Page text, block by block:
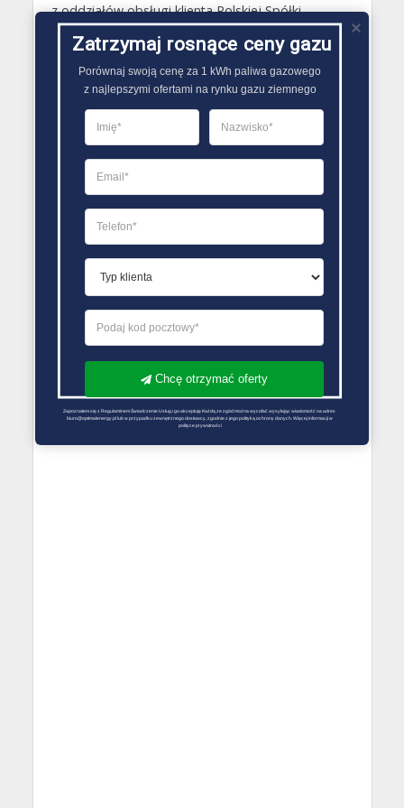
z oddziałów obsługi klienta Polskiej Spółki
Gazownictwa.
Gazy techniczne Ryn
Butle gazowe Ryn
Gaz płynny Ryn
LPG Ryn
Dostawcy gazu Ryn
PORÓWNYWARKA OFERT GAZU
Zatrzymaj rosnące ceny gazu
Porównaj swoją cenę za 1 kWh paliwa gazowego
z najlepszymi ofertami na rynku gazu ziemnego
Chcę otrzymać oferty
Zapoznałem się z Regulaminem Świadczenie Usług i go akceptuję Każdą ze zgód można wycofać wysyłając wiadomość na adres
biuro@optimalenergy.pl lub w przypadku zewnętrznego dostawcy, zgodnie z jego polityką ochrony danych. Więcej informacji w
polityce prywatności